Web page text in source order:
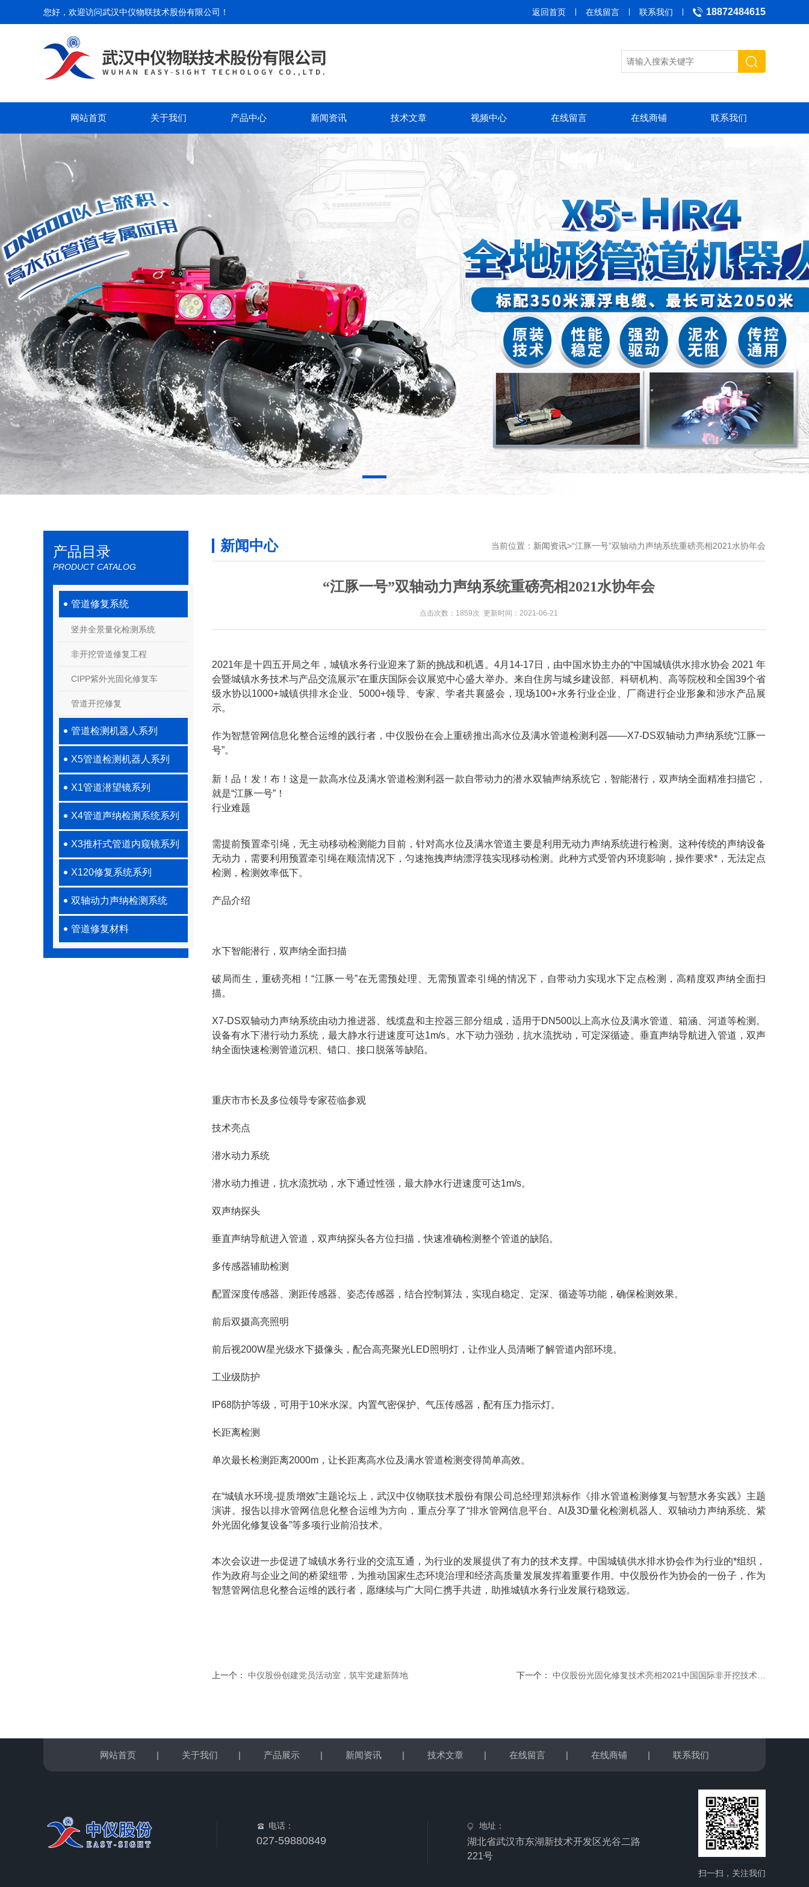
您好，欢迎访问武汉中仪物联技术股份有限公司 ！ 18872484615
返回首页 在线留言 联系我们
网站首页 关于我们 产品中心 新闻资讯 技术文章 视频中心 在线留言 在线商铺 联系我们
产品目录
PRODUCT CATALOG
管道修复系统
竖井全景量化检测系统
非开挖管道修复工程
CIPP紫外光固化修复车
管道开挖修复
管道检测机器人系列
X5管道检测机器人系列
X1管道潜望镜系列
X4管道声纳检测系统系列
X3推杆式管道内窥镜系列
X120修复系统系列
双轴动力声纳检测系统
管道修复材料
新闻中心 当前位置： 新闻资讯>“江豚一号”双轴动力声纳系统重磅亮相2021水协年会
“江豚一号”双轴动力声纳系统重磅亮相2021水协年会
点击次数：1859次 更新时间：2021-06-21
2021年是十四五开局之年，城镇水务行业迎来了新的挑战和机遇。4月14-17日，由中国水协主办的“中国城镇供水排水协会 2021 年
会暨城镇水务技术与产品交流展示”在重庆国际会议展览中心盛大举办。来自住房与城乡建设部、科研机构、高等院校和全国39个省
级水协以1000+城镇供排水企业、5000+领导、专家、学者共襄盛会，现场100+水务行业企业、厂商进行企业形象和涉水产品展
示。
作为智慧管网信息化整合运维的践行者，中仪股份在会上重磅推出高水位及满水管道检测利器——X7-DS双轴动力声纳系统“江豚一
号”。
新！品！发！布！这是一款高水位及满水管道检测利器一款自带动力的潜水双轴声纳系统它，智能潜行，双声纳全面精准扫描它，
就是“江豚一号”！
行业难题
需提前预置牵引绳，无主动移动检测能力目前，针对高水位及满水管道主要是利用无动力声纳系统进行检测。这种传统的声纳设备
无动力，需要利用预置牵引绳在顺流情况下，匀速拖拽声纳漂浮筏实现移动检测。此种方式受管内环境影响，操作要求*，无法定点
检测，检测效率低下。
产品介绍
水下智能潜行，双声纳全面扫描
破局而生，重磅亮相！“江豚一号”在无需预处理、无需预置牵引绳的情况下，自带动力实现水下定点检测，高精度双声纳全面扫
描。
X7-DS双轴动力声纳系统由动力推进器、线缆盘和主控器三部分组成，适用于DN500以上高水位及满水管道、箱涵、河道等检测。
设备有水下潜行动力系统，最大静水行进速度可达1m/s。水下动力强劲，抗水流扰动，可定深循迹。垂直声纳导航进入管道，双声
纳全面快速检测管道沉积、错口、接口脱落等缺陷。
重庆市市长及多位领导专家莅临参观
技术亮点
潜水动力系统
潜水动力推进，抗水流扰动，水下通过性强，最大静水行进速度可达1m/s。
双声纳探头
垂直声纳导航进入管道，双声纳探头各方位扫描，快速准确检测整个管道的缺陷。
多传感器辅助检测
配置深度传感器、测距传感器、姿态传感器，结合控制算法，实现自稳定、定深、循迹等功能，确保检测效果。
前后双摄高亮照明
前后视200W星光级水下摄像头，配合高亮聚光LED照明灯，让作业人员清晰了解管道内部环境。
工业级防护
IP68防护等级，可用于10米水深。内置气密保护、气压传感器，配有压力指示灯。
长距离检测
单次最长检测距离2000m，让长距离高水位及满水管道检测变得简单高效。
在“城镇水环境-提质增效”主题论坛上，武汉中仪物联技术股份有限公司总经理郑洪标作《排水管道检测修复与智慧水务实践》主题
演讲。报告以排水管网信息化整合运维为方向，重点分享了“排水管网信息平台、AI及3D量化检测机器人、双轴动力声纳系统、紫
外光固化修复设备”等多项行业前沿技术。
本次会议进一步促进了城镇水务行业的交流互通，为行业的发展提供了有力的技术支撑。中国城镇供水排水协会作为行业的*组织，
作为政府与企业之间的桥梁纽带，为推动国家生态环境治理和经济高质量发展发挥着重要作用。中仪股份作为协会的一份子，作为
智慧管网信息化整合运维的践行者，愿继续与广大同仁携手共进，助推城镇水务行业发展行稳致远。
上一个： 中仪股份创建党员活动室，筑牢党建新阵地 下一个： 中仪股份光固化修复技术亮相2021中国国际非开挖技术展览会
网站首页 | 关于我们 | 产品展示 | 新闻资讯 | 技术文章 | 在线留言 | 在线商铺 | 联系我们
电话：
027-59880849
地址：
湖北省武汉市东湖新技术开发区光谷二路
221号
扫一扫，关注我们